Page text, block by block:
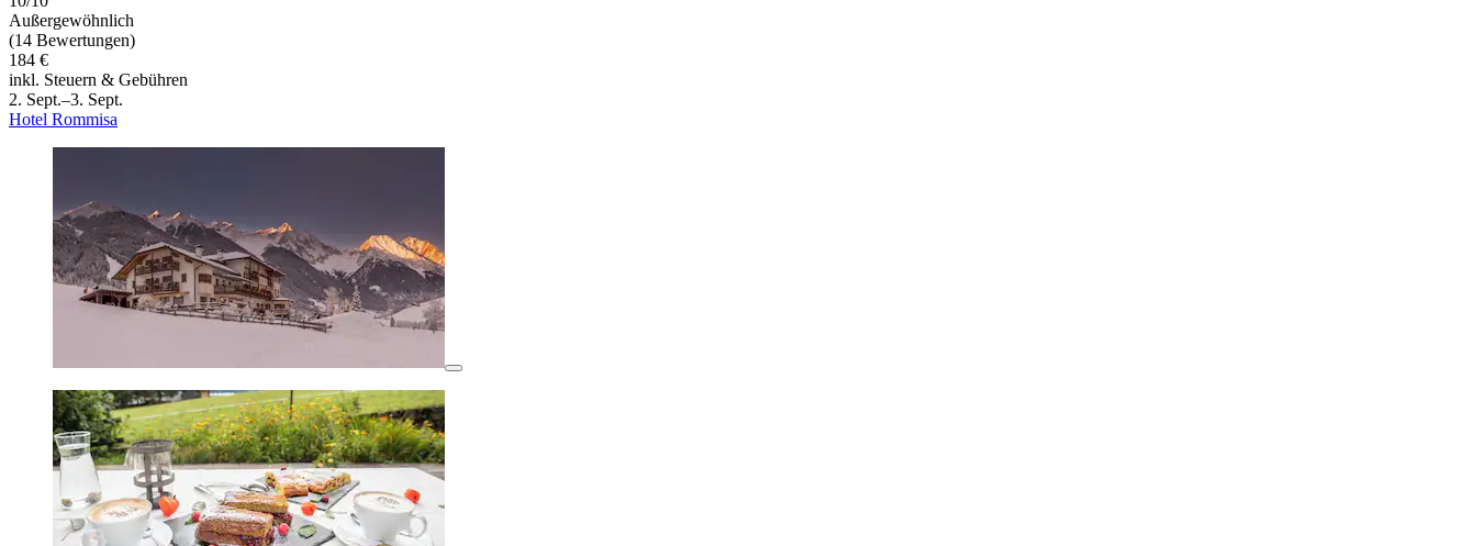
Außergewöhnlich
(14 Bewertungen)
184 €
inkl. Steuern & Gebühren
2. Sept.–3. Sept.
Hotel Rommisa